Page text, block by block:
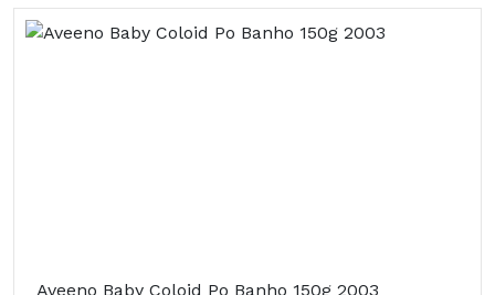
Aveeno Baby Coloid Po Banho 150g 2003